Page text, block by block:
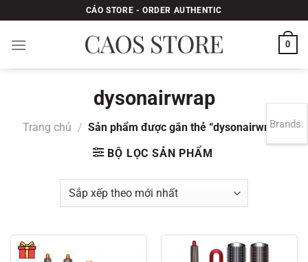
qua
nội
CÁO STORE - ORDER AUTHENTIC
0
dysonairwrap
Trang chủ / Sản phẩm được gắn thẻ “dysonairwrap”
BỘ LỌC SẢN PHẨM
Brands: